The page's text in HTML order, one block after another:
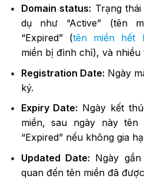
Domain status: Trạng
dụ như “Active” (tên
“Expired” (tên miền hết
miền bị đình chỉ), và nhiều
Registration Date: Ngày
ký.
Expiry Date: Ngày kết
miền, sau ngày này
“Expired” nếu không gia
Updated Date: Ngày
quan đến tên miền đã